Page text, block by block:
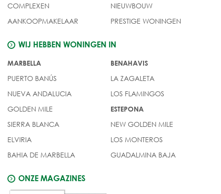
COMPLEXEN
AANKOOPMAKELAAR
NIEUWBOUW
PRESTIGE WONINGEN
WIJ HEBBEN WONINGEN IN
MARBELLA
PUERTO BANÚS
NUEVA ANDALUCIA
GOLDEN MILE
SIERRA BLANCA
ELVIRIA
BAHIA DE MARBELLA
BENAHAVIS
LA ZAGALETA
LOS FLAMINGOS
ESTEPONA
NEW GOLDEN MILE
LOS MONTEROS
GUADALMINA BAJA
ONZE MAGAZINES